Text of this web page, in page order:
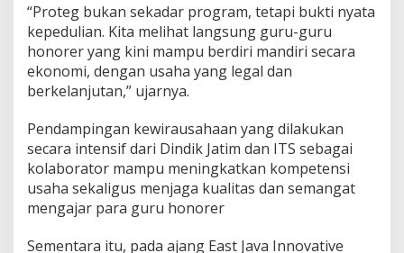
“Proteg bukan sekadar program, tetapi bukti nyata
kepedulian. Kita melihat langsung guru-guru
honorer yang kini mampu berdiri mandiri secara
ekonomi, dengan usaha yang legal dan
berkelanjutan,” ujarnya.
Pendampingan kewirausahaan yang dilakukan
secara intensif dari Dindik Jatim dan ITS sebagai
kolaborator mampu meningkatkan kompetensi
usaha sekaligus menjaga kualitas dan semangat
mengajar para guru honorer
Sementara itu, pada ajang East Java Innovative